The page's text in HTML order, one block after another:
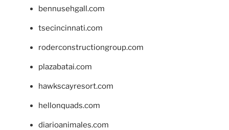
bennusehgall.com
tsecincinnati.com
roderconstructiongroup.com
plazabatai.com
hawkscayresort.com
hellonquads.com
diarioanimales.com